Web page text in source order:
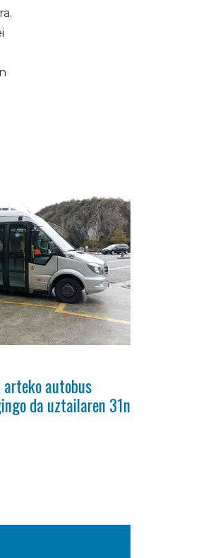
autobus
da uztailaren 31n